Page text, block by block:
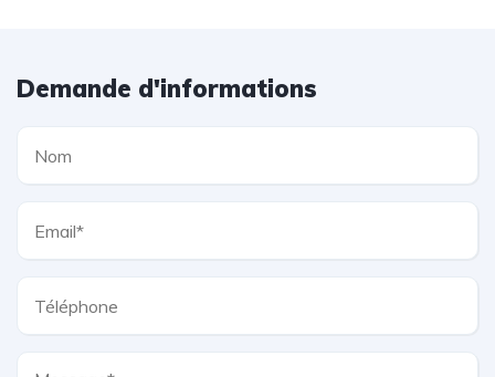
Demande d'informations